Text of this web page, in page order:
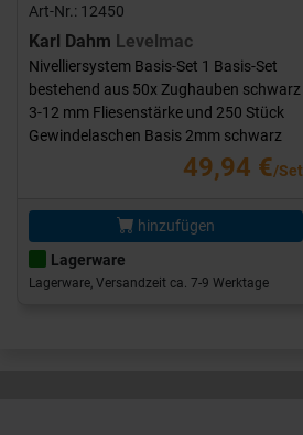
Art-Nr.: 12450
Karl Dahm Levelmac
Nivelliersystem Basis-Set 1 Basis-Set
bestehend aus 50x Zughauben schwarz
3-12 mm Fliesenstärke und 250 Stück
Gewindelaschen Basis 2mm schwarz
49,94 €/Set
hinzufügen
Lagerware
Lagerware, Versandzeit ca. 7-9 Werktage